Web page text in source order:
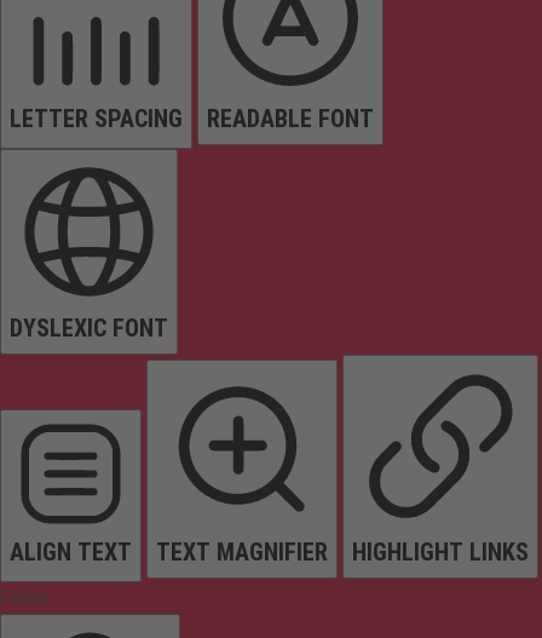
LETTER SPACING READABLE FONT
DYSLEXIC FONT
ALIGN TEXT TEXT MAGNIFIER HIGHLIGHT LINKS
Colors